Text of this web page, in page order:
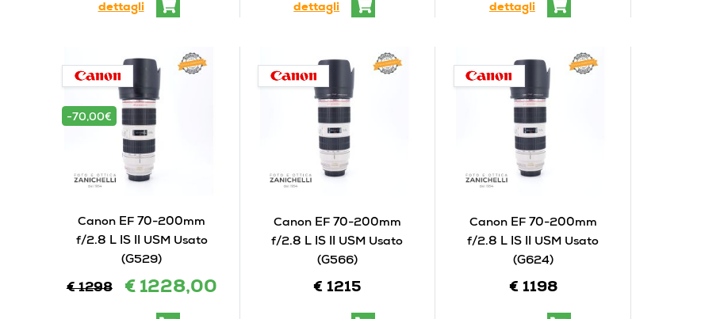
dettagli dettagli dettagli
-70,00€
Canon EF 70-200mm
f/2.8 L IS II USM Usato
(G529)
€ 1298 € 1228,00
Canon EF 70-200mm
f/2.8 L IS II USM Usato
(G566)
€ 1215
Canon EF 70-200mm
f/2.8 L IS II USM Usato
(G624)
€ 1198